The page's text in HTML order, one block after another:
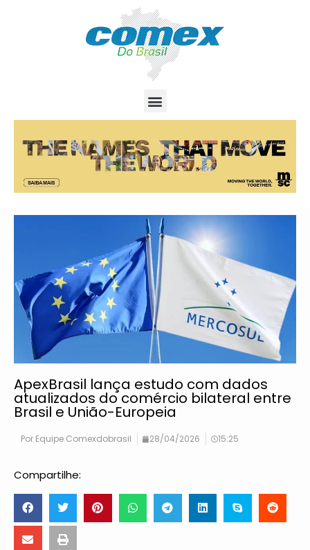
ApexBrasil lança estudo com dados
atualizados do comércio bilateral entre
Brasil e União-Europeia
Por Equipe Comexdobrasil 28/04/2026 15:25
Compartilhe: